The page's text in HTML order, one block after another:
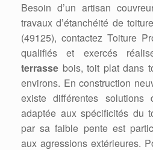
Besoin d’un artisan
travaux d’étanchéité de
(49125), contactez Toiture
qualifiés et exercés
terrasse bois, toit plat dans
environs. En construction
existe différentes solutions
adaptée aux spécificités du
par sa faible pente est
aux agressions extérieures.